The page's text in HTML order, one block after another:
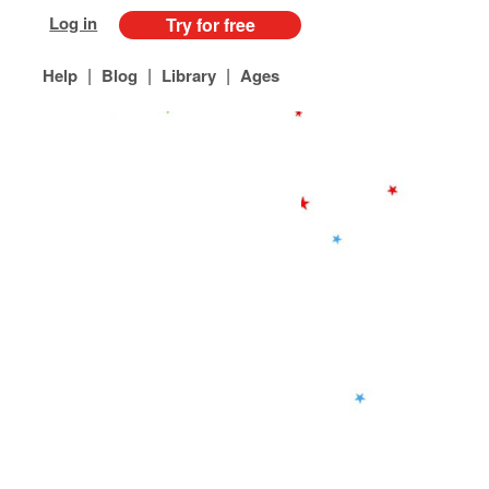
Log in Try for free
Help | Blog | Library | Ages